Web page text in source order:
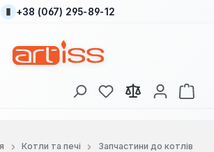
вмісту
+38 (067) 295-89-12
У вас є 0 у списку
Котли та печі
Запчастини до котлів